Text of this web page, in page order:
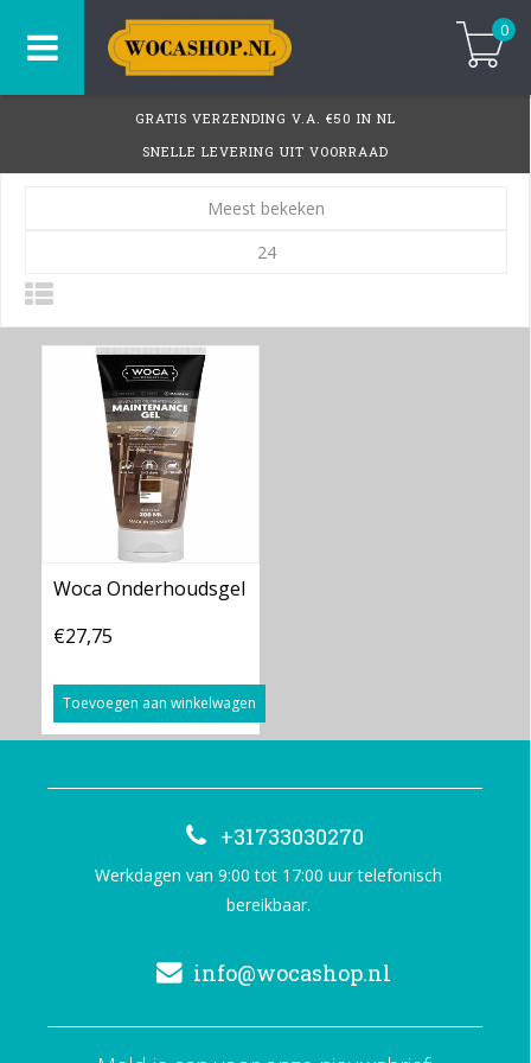
0
GRATIS VERZENDING V.A. €50 IN NL
SNELLE LEVERING UIT VOORRAAD
Meest bekeken
24
Woca Onderhoudsgel
€27,75
Toevoegen aan winkelwagen
+31733030270
Werkdagen van 9:00 tot 17:00 uur telefonisch
bereikbaar.
info@wocashop.nl